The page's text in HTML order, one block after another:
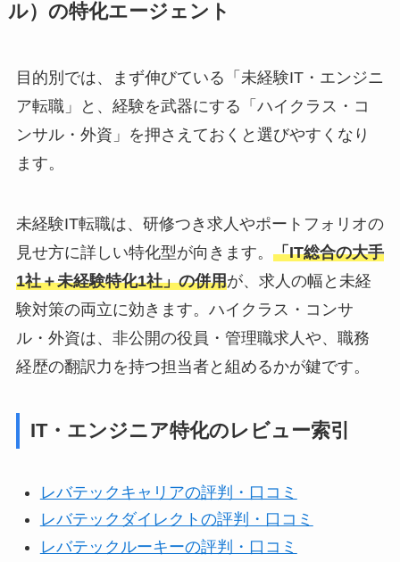
ル）の特化エージェント
目的別では、まず伸びている「未経験IT・エンジニ
ア転職」と、経験を武器にする「ハイクラス・コ
ンサル・外資」を押さえておくと選びやすくなり
ます。
未経験IT転職は、研修つき求人やポートフォリオの
見せ方に詳しい特化型が向きます。 「IT総合の大手
1社＋未経験特化1社」の併用が、求人の幅と未経
験対策の両立に効きます。ハイクラス・コンサ
ル・外資は、非公開の役員・管理職求人や、職務
経歴の翻訳力を持つ担当者と組めるかが鍵です。
IT・エンジニア特化のレビュー索引
レバテックキャリアの評判・口コミ
レバテックダイレクトの評判・口コミ
レバテックルーキーの評判・口コミ